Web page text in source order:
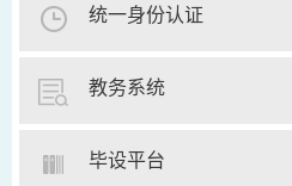
统一身份认证
教务系统
毕设平台